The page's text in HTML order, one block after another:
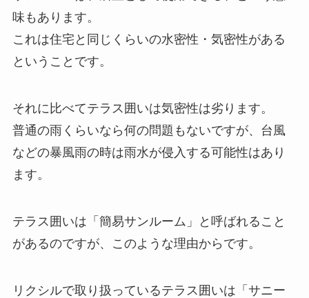
味もあります。
これは住宅と同じくらいの水密性・気密性がある
ということです。
それに比べてテラス囲いは気密性は劣ります。
普通の雨くらいなら何の問題もないですが、台風
などの暴風雨の時は雨水が侵入する可能性はあり
ます。
テラス囲いは「簡易サンルーム」と呼ばれること
があるのですが、このような理由からです。
リクシルで取り扱っているテラス囲いは「サニー